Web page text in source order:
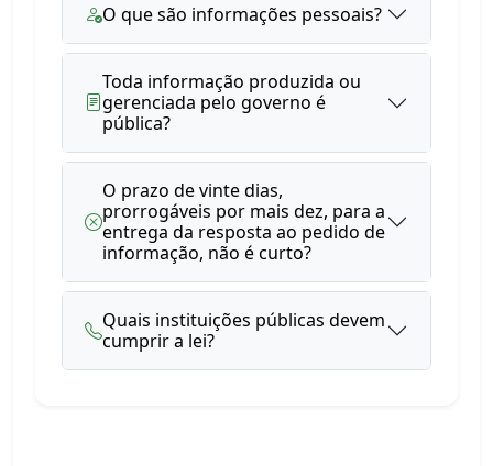
O que são informações pessoais?
Toda informação produzida ou
gerenciada pelo governo é
pública?
O prazo de vinte dias,
prorrogáveis por mais dez, para a
entrega da resposta ao pedido de
informação, não é curto?
Quais instituições públicas devem
cumprir a lei?